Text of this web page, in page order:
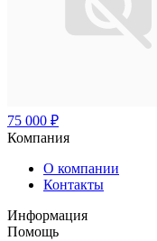
75 000 ₽
Компания
О компании
Контакты
Информация
Помощь